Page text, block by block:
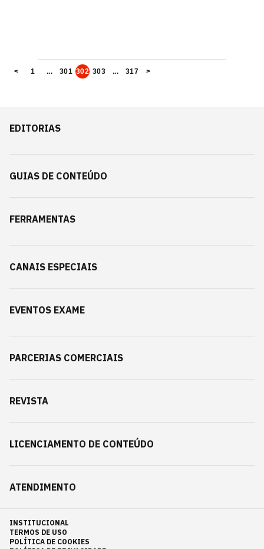
< 1 ... 301 302 303 ... 317 >
EDITORIAS
GUIAS DE CONTEÚDO
FERRAMENTAS
CANAIS ESPECIAIS
EVENTOS EXAME
PARCERIAS COMERCIAIS
REVISTA
LICENCIAMENTO DE CONTEÚDO
ATENDIMENTO
INSTITUCIONAL
TERMOS DE USO
POLÍTICA DE COOKIES